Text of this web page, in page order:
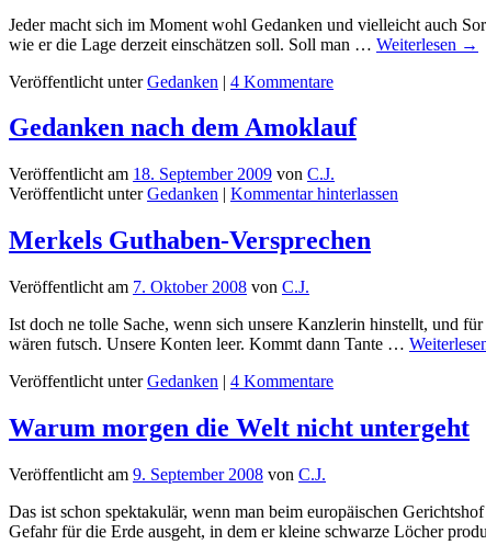
Jeder macht sich im Moment wohl Gedanken und vielleicht auch
wie er die Lage derzeit einschätzen soll. Soll man … Weiterlesen →
Veröffentlicht unter Gedanken | 4 Kommentare
Gedanken nach dem Amoklauf
Veröffentlicht am 18. September 2009 von C.J.
Veröffentlicht unter Gedanken | Kommentar hinterlassen
Merkels Guthaben-Versprechen
Veröffentlicht am 7. Oktober 2008 von C.J.
Ist doch ne tolle Sache, wenn sich unsere Kanzlerin hinstellt, und
wären futsch. Unsere Konten leer. Kommt dann Tante …
Veröffentlicht unter Gedanken | 4 Kommentare
Warum morgen die Welt nicht untergeht
Veröffentlicht am 9. September 2008 von C.J.
Das ist schon spektakulär, wenn man beim europäischen
Gefahr für die Erde ausgeht, in dem er kleine schwarze Löcher